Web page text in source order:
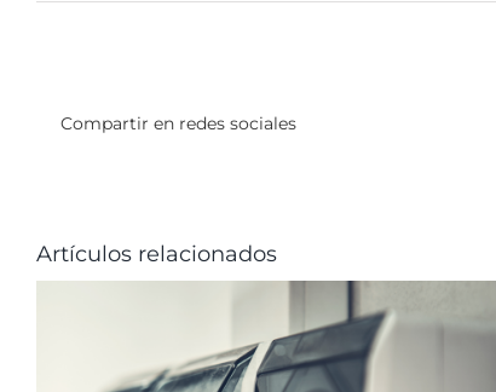
Compartir en redes sociales
Artículos relacionados